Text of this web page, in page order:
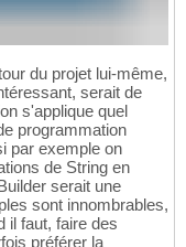
du projet lui-même,
serait de
s'applique quel
programmation
par exemple on
de String en
serait une
sont innombrables,
il faut, faire des
préférer la